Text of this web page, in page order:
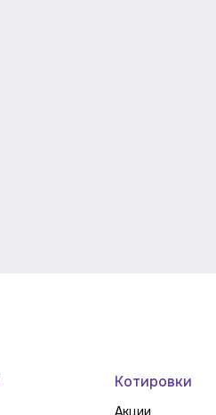
Котировки
Акции